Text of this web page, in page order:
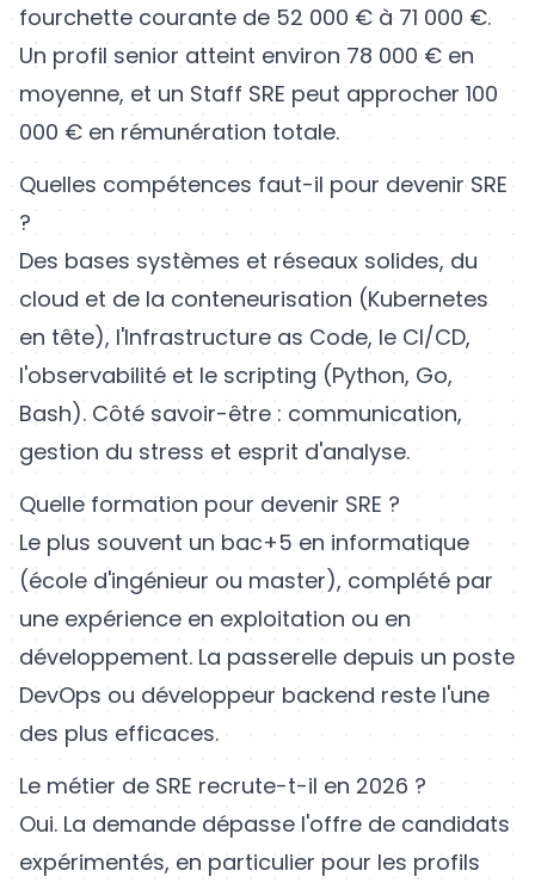
fourchette courante de 52 000 € à 71 000 €.
Un profil senior atteint environ 78 000 € en
moyenne, et un Staff SRE peut approcher 100
000 € en rémunération totale.
Quelles compétences faut-il pour devenir SRE
?
Des bases systèmes et réseaux solides, du
cloud et de la conteneurisation (Kubernetes
en tête), l'Infrastructure as Code, le CI/CD,
l'observabilité et le scripting (Python, Go,
Bash). Côté savoir-être : communication,
gestion du stress et esprit d'analyse.
Quelle formation pour devenir SRE ?
Le plus souvent un bac+5 en informatique
(école d'ingénieur ou master), complété par
une expérience en exploitation ou en
développement. La passerelle depuis un poste
DevOps ou développeur backend reste l'une
des plus efficaces.
Le métier de SRE recrute-t-il en 2026 ?
Oui. La demande dépasse l'offre de candidats
expérimentés, en particulier pour les profils